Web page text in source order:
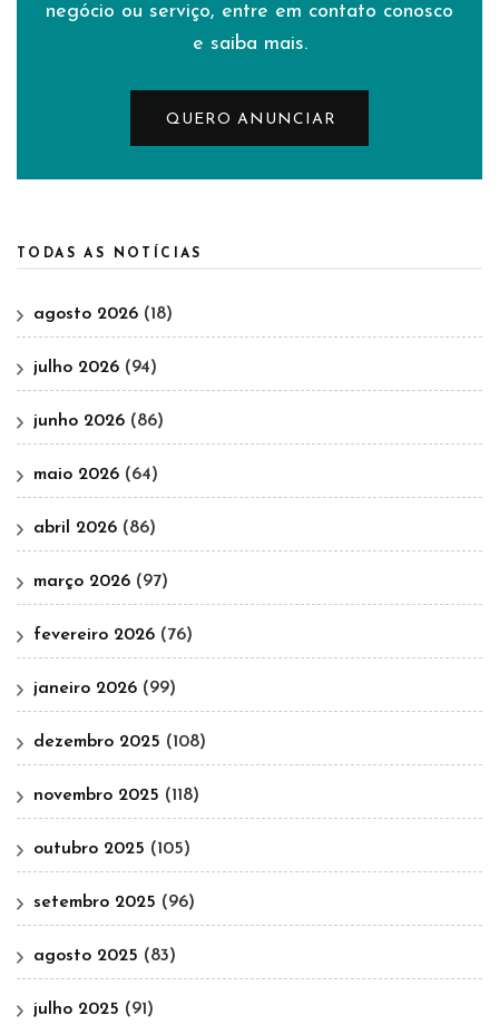
negócio ou serviço, entre em contato conosco
e saiba mais.
QUERO ANUNCIAR
TODAS AS NOTÍCIAS
agosto 2026 (18)
julho 2026 (94)
junho 2026 (86)
maio 2026 (64)
abril 2026 (86)
março 2026 (97)
fevereiro 2026 (76)
janeiro 2026 (99)
dezembro 2025 (108)
novembro 2025 (118)
outubro 2025 (105)
setembro 2025 (96)
agosto 2025 (83)
julho 2025 (91)